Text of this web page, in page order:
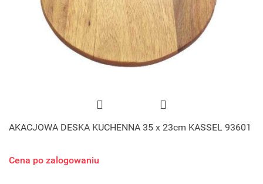
AKACJOWA DESKA KUCHENNA 35 x 23cm KASSEL 93601
Cena po zalogowaniu